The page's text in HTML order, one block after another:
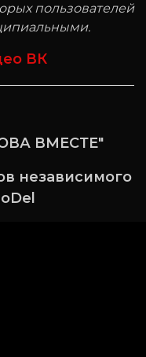
пользователей
ВК
ВМЕСТЕ"
независимого